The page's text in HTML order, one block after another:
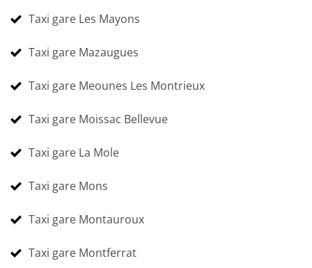
Taxi gare Les Mayons
Taxi gare Mazaugues
Taxi gare Meounes Les Montrieux
Taxi gare Moissac Bellevue
Taxi gare La Mole
Taxi gare Mons
Taxi gare Montauroux
Taxi gare Montferrat